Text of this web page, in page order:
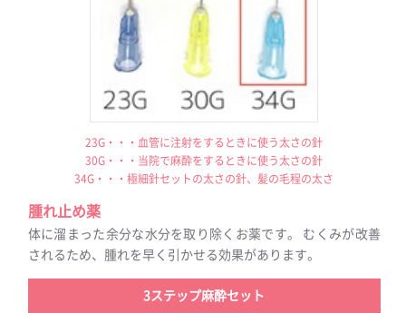
23G・・・血管に注射をするときに使う太さの針
30G・・・当院で麻酔をするときに使う太さの針
34G・・・極細針セットの太さの針、髪の毛程の太さ
腫れ止め薬
体に溜まった余分な水分を取り除くお薬です。 むくみが改善
されるため、腫れを早く引かせる効果があります。
3ステップ麻酔セット